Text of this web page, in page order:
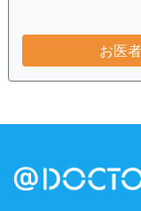
お医